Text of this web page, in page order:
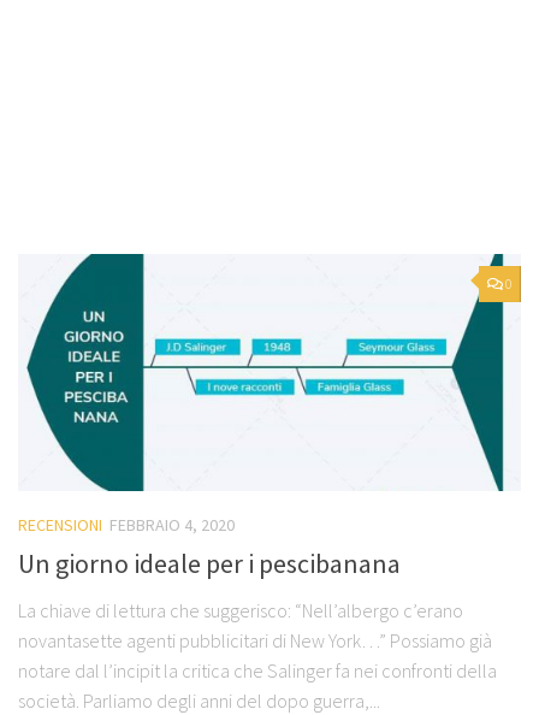
0
RECENSIONI FEBBRAIO 4, 2020
Un giorno ideale per i pescibanana
La chiave di lettura che suggerisco: “Nell’albergo c’erano
novantasette agenti pubblicitari di New York…” Possiamo già
notare dal l’incipit la critica che Salinger fa nei confronti della
società. Parliamo degli anni del dopo guerra,...